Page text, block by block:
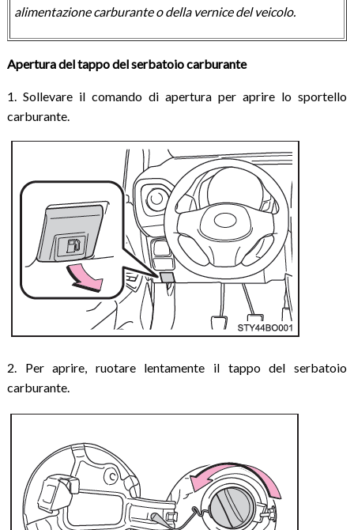
alimentazione carburante o della vernice del veicolo.
Apertura del tappo del serbatoio carburante
1. Sollevare il comando di apertura per aprire lo sportello
carburante.
2. Per aprire, ruotare lentamente il tappo del serbatoio
carburante.